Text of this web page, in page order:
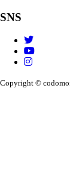
SNS
Copyright ©